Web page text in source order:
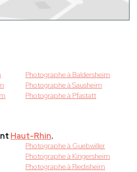
Photographe à Baldersheim
Photographe à Sausheim
Photographe à Pfastatt
Haut-Rhin.
Photographe à Guebwiller
Photographe à Kingersheim
Photographe à Riedisheim